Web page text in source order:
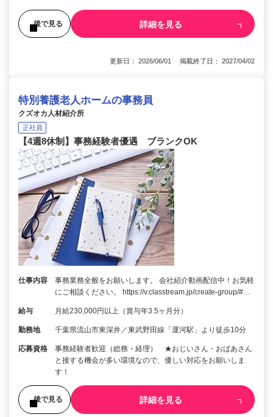
後で見る 詳細を見る
更新日： 2026/06/01 掲載終了日： 2027/04/02
特別養護老人ホームの事務員
クズオカ人材紹介所
正社員
【4週8休制】事務経験者優遇 ブランクOK
仕事内容
事務業務全般をお願いします。 会社紹介動画配信中！お気軽
にご相談ください。 https://v.classtream.jp/create-group/#…
給与 月給230,000円以上（賞与年3.5ヶ月分）
勤務地 千葉県流山市東深井／東武野田線「運河駅」より徒歩10分
応募資格
事務経験者歓迎（総務・経理） ★おじいさん・おばあさん
と接する機会が多い環境なので、優しい対応をお願いしま
す！
後で見る 詳細を見る